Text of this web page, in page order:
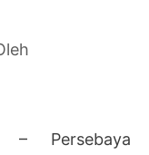
– Persebaya